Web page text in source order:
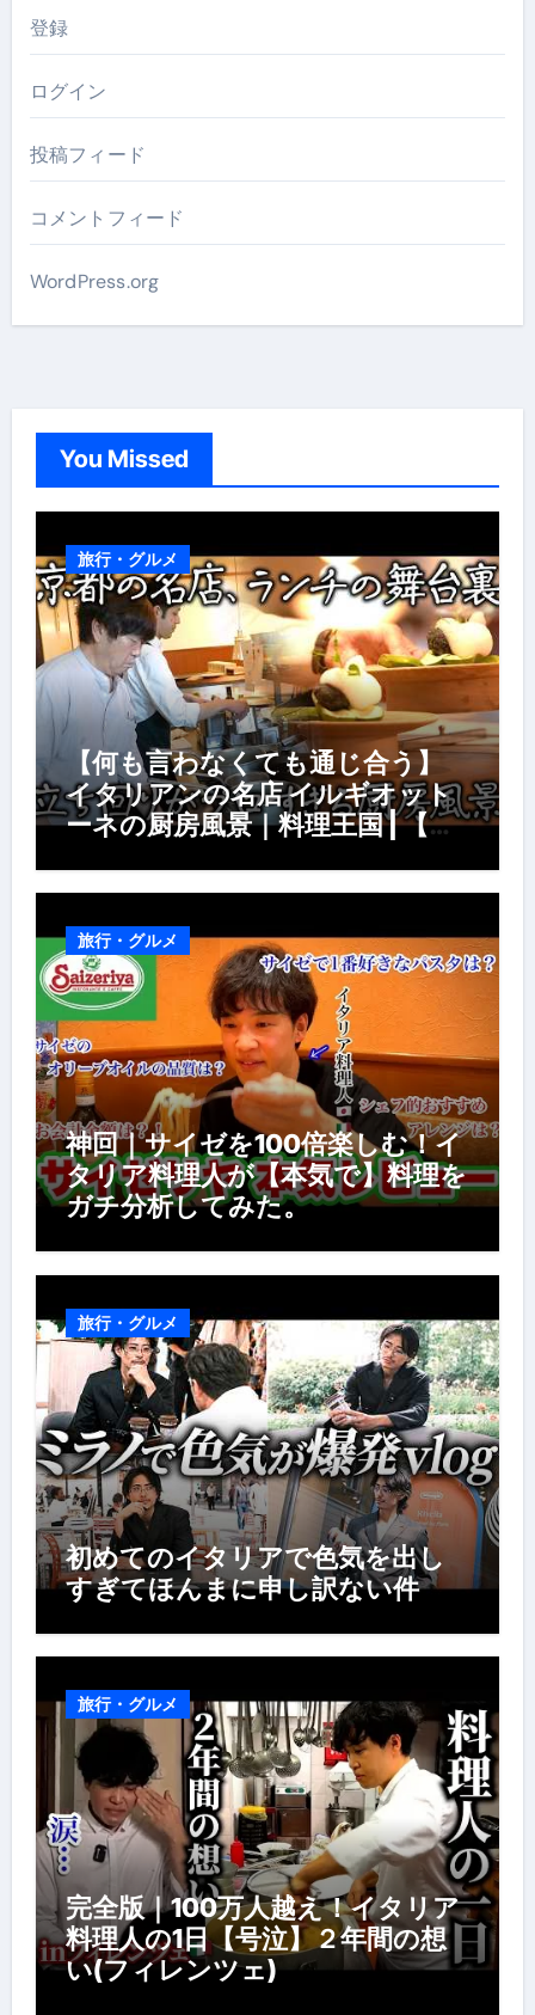
登録
ログイン
投稿フィード
コメントフィード
WordPress.org
You Missed
旅行・グルメ
【何も言わなくても通じ合う】
イタリアンの名店 イルギオット
ーネの厨房風景｜料理王国 | 【厨
風景】
旅行・グルメ
神回｜サイゼを100倍楽しむ！イ
タリア料理人が【本気で】料理を
ガチ分析してみた。
旅行・グルメ
初めてのイタリアで色気を出し
すぎてほんまに申し訳ない件
旅行・グルメ
完全版｜100万人越え！イタリア
料理人の1日【号泣】２年間の想
い(フィレンツェ)